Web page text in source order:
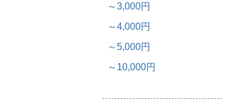
～3,000円
～4,000円
～5,000円
～10,000円